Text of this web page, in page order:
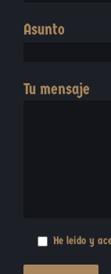
Asunto
Tu mensaje
He leído y